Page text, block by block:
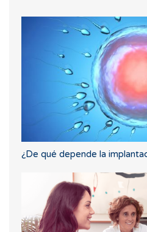
¿De qué depende la